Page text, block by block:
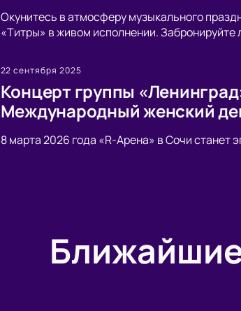
Окунитесь в атмосферу музыкального
«Титры» в живом исполнении. Забронируйте
22 сентября 2025
Концерт группы
Международный женский
8 марта 2026 года «R-Арена» в Сочи станет